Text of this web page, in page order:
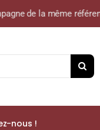
la même
nous !